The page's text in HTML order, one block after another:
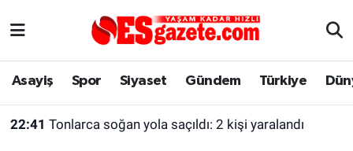
Asayiş Spor Siyaset Gündem Türkiye
22:41 Tonlarca soğan yola saçıldı: 2 kişi yaralandı
Asayiş
Yaşam
Eskişehir Nöbetçi Eczaneler